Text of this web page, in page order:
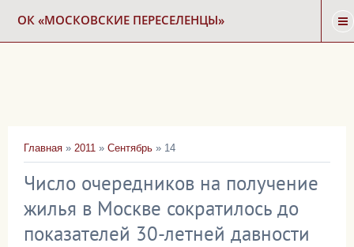
ОК «МОСКОВСКИЕ ПЕРЕСЕЛЕНЦЫ»
КАРТА СНОСА
ФОРУМ
Главная » 2011 » Сентябрь » 14
Число очередников на получение
жилья в Москве сократилось до
показателей 30-летней давности